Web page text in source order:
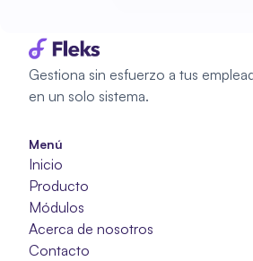
Gestiona sin esfuerzo a tus
en un solo sistema.
Menú
Inicio
Producto
Módulos
Acerca de nosotros
Contacto